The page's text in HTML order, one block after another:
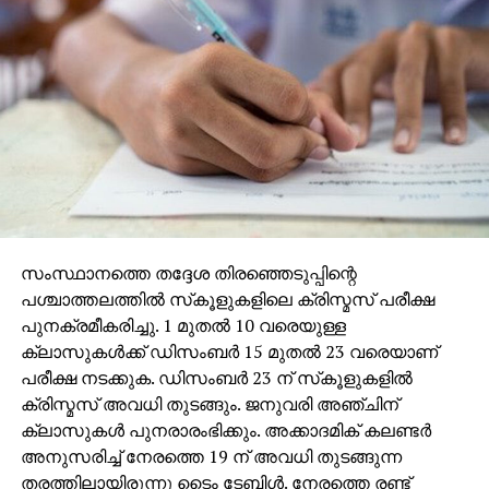
സൂചകങ്ങളാണ്. Taxi Driver ആയി അഭിനയിക്കാൻ
ജീവിതത്തിൽ de Niro taxi driver ആയതു പോലെ!
ആകാര ഭംഗിയും ശബ്ദ സൗകുമാര്യവും അപാര ശബ്ദ
വിന്യസവും (modulation ) ഇത്രമേൽ
സാമാന്വയിച്ചിരിക്കുന്ന മറ്റൊരു നടനെ നമുക്ക്
സങ്കൽപ്പിക്കാൻ കഴിയില്ല. ഭാഷയുടെ
വൈവിധ്യങ്ങളും ഇത്രമേൽ വഴങ്ങുന്ന മറ്റൊരു നടനും
ഇല്ല. സൂക്ഷ്മ അഭിനയം മമ്മൂട്ടിയിൽ പൂർണത
കൈവരിക്കുന്നു. ശരീര ഭാഗങ്ങളുടെ ചലനങ്ങൾ
മമ്മൂട്ടിക്കുള്ള കഴിവ് അപാരമാണ്. അമരത്തിലെയും
ഉദ്യാനപാലകനിലെയും അദ്ദേഹത്തിന്റെ നടപ്പ്,
ഭ്രമയുഗത്തിലെയും ഭൂതകണ്ണാടിയിലെയും നോട്ടം
ഒക്കെ ഈ ഭാവഭിനയ പൂർണതയുടെ അടയാളങ്ങളാണ്.
കണ്ണുകൾ കൊണ്ട് മാത്രം പേടിപ്പിക്കാനും
കരയിപ്പിക്കാനും ചിരിപ്പിക്കാനും (കാഴ്ച്ച ) കഴിയുന്ന
അപൂർവം നടന്മാരിൽ ഒരാൾ! ഒരു വടക്കൻ വീരഗാഥ,
അമരം, വാത്സല്യം, കാഴ്ച, മൃഗയ, വിധേയൻ,
സംസ്ഥാനത്തെ തദ്ദേശ തിരഞ്ഞെടുപ്പിന്റെ
പശ്ചാത്തലത്തില്‍ സ്‌കൂളുകളിലെ ക്രിസ്മസ് പരീക്ഷ
പുനക്രമീകരിച്ചു. 1 മുതല്‍ 10 വരെയുള്ള
ക്ലാസുകള്‍ക്ക് ഡിസംബര്‍ 15 മുതല്‍ 23 വരെയാണ്
പരീക്ഷ നടക്കുക. ഡിസംബര്‍ 23 ന് സ്‌കൂളുകളില്‍
ക്രിസ്മസ് അവധി തുടങ്ങും. ജനുവരി അഞ്ചിന്
ക്ലാസുകള്‍ പുനരാരംഭിക്കും. അക്കാദമിക് കലണ്ടര്‍
അനുസരിച്ച് നേരത്തെ 19 ന് അവധി തുടങ്ങുന്ന
തരത്തിലായിരുന്നു ടൈം ടേബിള്‍. നേരത്തെ രണ്ട്